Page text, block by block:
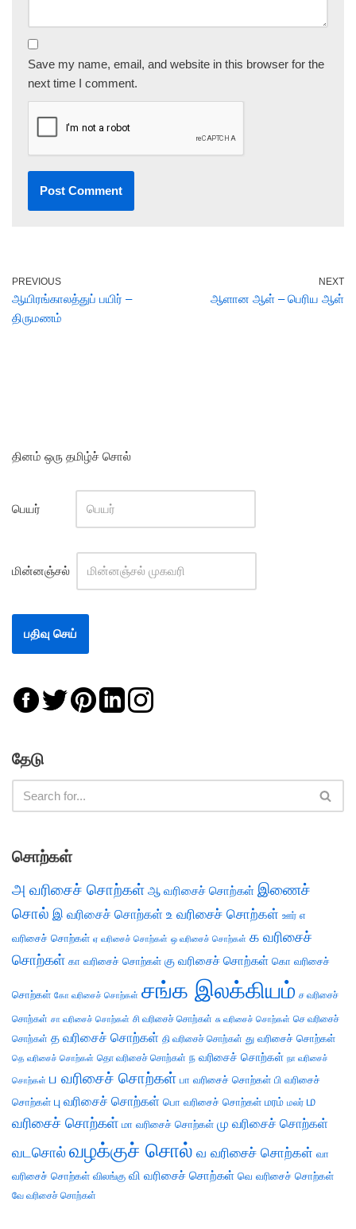
Save my name, email, and website in this browser for the
next time I comment.
PREVIOUS
ஆயிரங்காலத்துப் பயிர் –
திருமணம்
NEXT
ஆளான ஆள் – பெரிய ஆள்
தினம் ஒரு தமிழ்ச் சொல்
பெயர்
மின்னஞ்சல்
தேடு
சொற்கள்
அ வரிசைச் சொற்கள் ஆ வரிசைச் சொற்கள் இணைச்
சொல் இ வரிசைச் சொற்கள் உ வரிசைச் சொற்கள் ஊர் எ
வரிசைச் சொற்கள் ஏ வரிசைச் சொற்கள் ஒ வரிசைச் சொற்கள் க வரிசைச்
சொற்கள் கா வரிசைச் சொற்கள் கு வரிசைச் சொற்கள் கொ வரிசைச்
சொற்கள் கோ வரிசைச் சொற்கள் சங்க இலக்கியம் ச வரிசைச்
சொற்கள் சா வரிசைச் சொற்கள் சி வரிசைச் சொற்கள் சு வரிசைச் சொற்கள் செ வரிசைச்
சொற்கள் த வரிசைச் சொற்கள் தி வரிசைச் சொற்கள் து வரிசைச் சொற்கள்
தெ வரிசைச் சொற்கள் தொ வரிசைச் சொற்கள் ந வரிசைச் சொற்கள் நா வரிசைச்
சொற்கள் ப வரிசைச் சொற்கள் பா வரிசைச் சொற்கள் பி வரிசைச்
சொற்கள் பு வரிசைச் சொற்கள் பொ வரிசைச் சொற்கள் மரம் மலர் ம
வரிசைச் சொற்கள் மா வரிசைச் சொற்கள் மு வரிசைச் சொற்கள்
வடசொல் வழக்குச் சொல் வ வரிசைச் சொற்கள் வா
வரிசைச் சொற்கள் விலங்கு வி வரிசைச் சொற்கள் வெ வரிசைச் சொற்கள்
வே வரிசைச் சொற்கள்